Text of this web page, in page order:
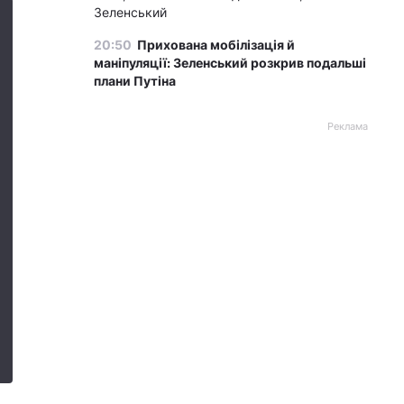
Зеленський
20:50 Прихована мобілізація й
маніпуляції: Зеленський розкрив подальші
плани Путіна
Реклама